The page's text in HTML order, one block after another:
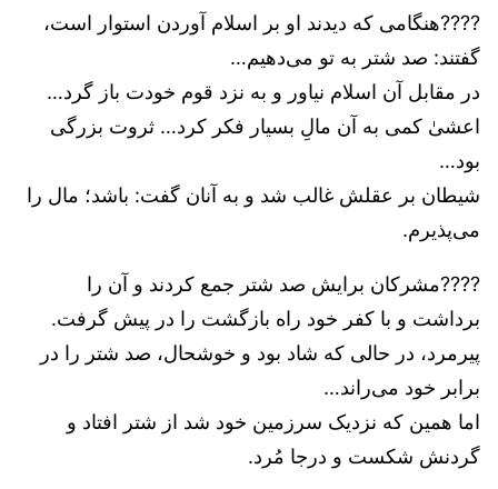
????هنگامی که دیدند او بر اسلام آوردن استوار است،
گفتند: صد شتر به تو می‌دهیم…
در مقابل آن اسلام نیاور و به نزد قوم خودت باز گرد…
اعشیٰ کمی به آن مالِ بسیار فکر کرد… ثروت بزرگی
بود…
شیطان بر عقلش غالب شد و به آنان گفت: باشد؛ مال را
می‌پذیرم.
????مشرکان برایش صد شتر جمع کردند و آن را
برداشت و با کفر خود راه بازگشت را در پیش گرفت.
پیرمرد، در حالی که شاد بود و خوشحال، صد شتر را در
برابر خود می‌راند…
اما همین که نزدیک سرزمین خود شد از شتر افتاد و
گردنش شکست و درجا مُرد.